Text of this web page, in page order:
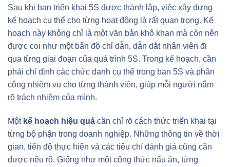
Sau khi ban triển khai 5S được thành lập, việc xây dựng
kế hoạch cụ thể cho từng hoạt động là rất quan trọng. Kế
hoạch này không chỉ là một văn bản khô khan mà còn nên
được coi như một bản đồ chỉ dẫn, dẫn dắt nhân viên đi
qua từng giai đoạn của quá trình 5S. Trong kế hoạch, cần
phải chỉ định các chức danh cụ thể trong ban 5S và phân
công nhiệm vụ cho từng thành viên, giúp mỗi người nắm
rõ trách nhiệm của mình.
Một kế hoạch hiệu quả cần chỉ rõ cách thức triển khai tại
từng bộ phận trong doanh nghiệp. Những thông tin về thời
gian, tiến độ thực hiện và các tiêu chí đánh giá cũng cần
được nêu rõ. Giống như một công thức nấu ăn, từng